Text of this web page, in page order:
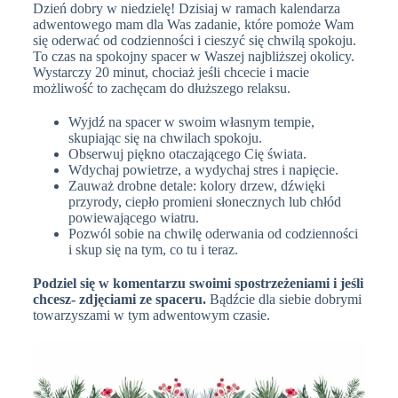
Dzień dobry w niedzielę! Dzisiaj w ramach kalendarza
adwentowego mam dla Was zadanie, które pomoże Wam
się oderwać od codzienności i cieszyć się chwilą spokoju.
To czas na spokojny spacer w Waszej najbliższej okolicy.
Wystarczy 20 minut, chociaż jeśli chcecie i macie
możliwość to zachęcam do dłuższego relaksu.
Wyjdź na spacer w swoim własnym tempie,
skupiając się na chwilach spokoju.
Obserwuj piękno otaczającego Cię świata.
Wdychaj powietrze, a wydychaj stres i napięcie.
Zauważ drobne detale: kolory drzew, dźwięki
przyrody, ciepło promieni słonecznych lub chłód
powiewającego wiatru.
Pozwól sobie na chwilę oderwania od codzienności
i skup się na tym, co tu i teraz.
Podziel się w komentarzu swoimi spostrzeżeniami i jeśli
chcesz- zdjęciami ze spaceru.Bądźcie dla siebie dobrymi
towarzyszami w tym adwentowym czasie.